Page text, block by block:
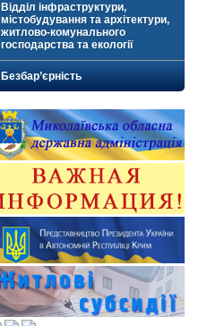
Відділ інфраструктури,
містобудування та архітектури,
житлово-комунального
господарства та екології
Безбар’єрність